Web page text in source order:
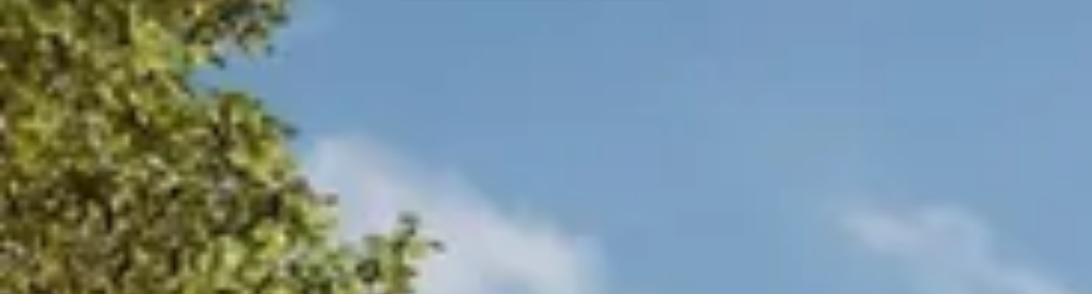
Hulp nodig?
Gebruik onze handige en snelle keuzehulp en vind het perfecte tuinhuis dat bij jouw situatie past.
Start de keuzehulp
WoodAcademy douglas tuinhuis Count
3.364,-3.739,- Incl. BTW
Je bespaart € 375,-
Op voorraad